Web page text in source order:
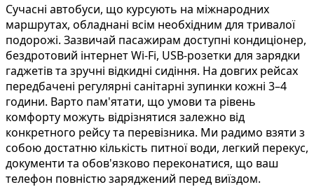
Сучасні автобуси, що курсують на міжнародних
маршрутах, обладнані всім необхідним для тривалої
подорожі. Зазвичай пасажирам доступні кондиціонер,
бездротовий інтернет Wi-Fi, USB-розетки для зарядки
гаджетів та зручні відкидні сидіння. На довгих рейсах
передбачені регулярні санітарні зупинки кожні 3–4
години. Варто пам'ятати, що умови та рівень
комфорту можуть відрізнятися залежно від
конкретного рейсу та перевізника. Ми радимо взяти з
собою достатню кількість питної води, легкий перекус,
документи та обов'язково переконатися, що ваш
телефон повністю заряджений перед виїздом.